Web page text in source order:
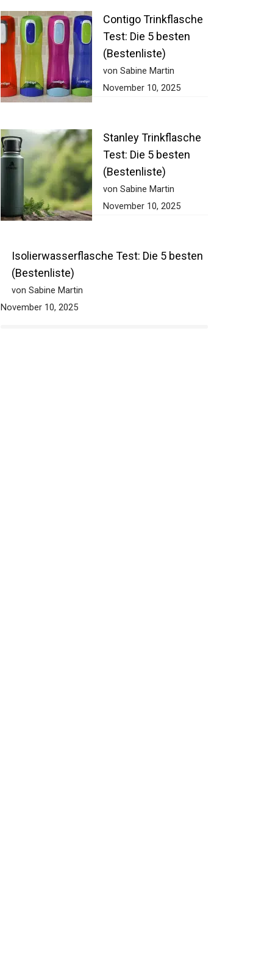
Contigo Trinkflasche
Test: Die 5 besten
(Bestenliste)
von Sabine Martin
November 10, 2025
Stanley Trinkflasche
Test: Die 5 besten
(Bestenliste)
von Sabine Martin
November 10, 2025
Isolierwasserflasche Test: Die 5 besten
(Bestenliste)
von Sabine Martin
November 10, 2025